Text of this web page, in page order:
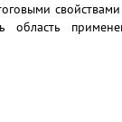
область